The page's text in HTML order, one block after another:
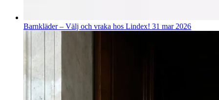
Barnkläder – Välj och vraka hos Lindex! 31 mar 2026